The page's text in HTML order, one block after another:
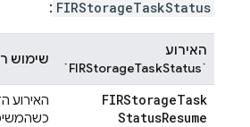
FIRStorageTaskStatus
:
האירוע
`FIRStorageTaskStatus`
שימוש
FIRStorageTask
StatusResume
האירוע